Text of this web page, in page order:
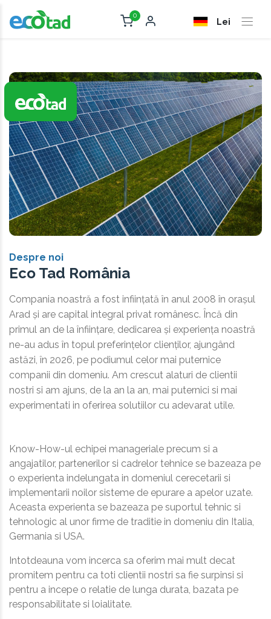
0
Lei
Despre noi
Eco Tad România
Compania noastră a fost inființată în anul 2008 în orașul
Arad și are capital integral privat românesc. Încă din
primul an de la înființare, dedicarea și experiența noastră
ne-au adus în topul preferințelor clienților, ajungând
astăzi, în 2026, pe podiumul celor mai puternice
companii din domeniu. Am crescut alaturi de clientii
nostri si am ajuns, de la an la an, mai puternici si mai
experimentati in oferirea solutiilor cu adevarat utile.
Know-How-ul echipei manageriale precum si a
angajatilor, partenerilor si cadrelor tehnice se bazeaza pe
o experienta indelungata in domeniul cerecetarii si
implementarii noilor sisteme de epurare a apelor uzate.
Aceasta experienta se bazeaza pe suportul tehnic si
tehnologic al unor firme de traditie in domeniu din Italia,
Germania si USA.
Intotdeauna vom incerca sa oferim mai mult decat
promitem pentru ca toti clientii nostri sa fie surpinsi si
pentru a incepe o relatie de lunga durata, bazata pe
responsabilitate si loialitate.